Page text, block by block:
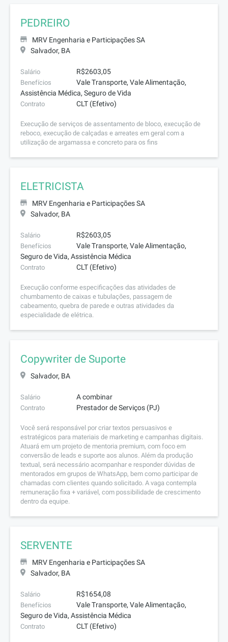
PEDREIRO
MRV Engenharia e Participações SA
Salvador, BA
Salário R$2603,05
Benefícios
Vale Transporte, Vale Alimentação,
Assistência Médica, Seguro de Vida
Contrato CLT (Efetivo)
Execução de serviços de assentamento de bloco, execução de
reboco, execução de calçadas e arreates em geral com a
utilização de argamassa e concreto para os fins
ELETRICISTA
MRV Engenharia e Participações SA
Salvador, BA
Salário R$2603,05
Benefícios
Vale Transporte, Vale Alimentação,
Seguro de Vida, Assistência Médica
Contrato CLT (Efetivo)
Execução conforme especificações das atividades de
chumbamento de caixas e tubulações, passagem de
cabeamento, quebra de parede e outras atividades da
especialidade de elétrica.
Copywriter de Suporte
Salvador, BA
Salário A combinar
Contrato Prestador de Serviços (PJ)
Você será responsável por criar textos persuasivos e
estratégicos para materiais de marketing e campanhas digitais.
Atuará em um projeto de mentoria premium, com foco em
conversão de leads e suporte aos alunos. Além da produção
textual, será necessário acompanhar e responder dúvidas de
mentorados em grupos de WhatsApp, bem como participar de
chamadas com clientes quando solicitado. A vaga contempla
remuneração fixa + variável, com possibilidade de crescimento
dentro da equipe.
SERVENTE
MRV Engenharia e Participações SA
Salvador, BA
Salário R$1654,08
Benefícios
Vale Transporte, Vale Alimentação,
Seguro de Vida, Assistência Médica
Contrato CLT (Efetivo)